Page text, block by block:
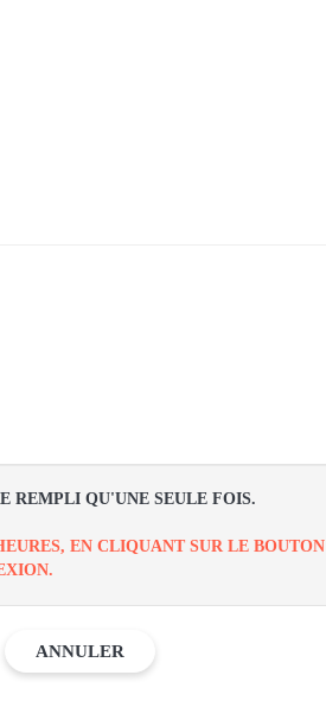
REMPLI QU'UNE SEULE FOIS.
EN CLIQUANT SUR LE BOUTON